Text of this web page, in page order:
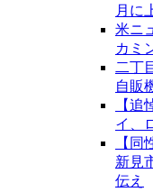
月に
米ニ
カミ
二丁
自販
【
イ、
【
新見
伝え